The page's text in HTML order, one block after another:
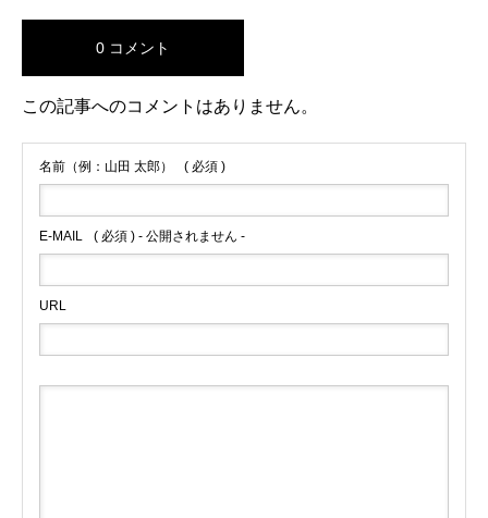
0 コメント
この記事へのコメントはありません。
名前（例：山田 太郎） ( 必須 )
E-MAIL ( 必須 ) - 公開されません -
URL